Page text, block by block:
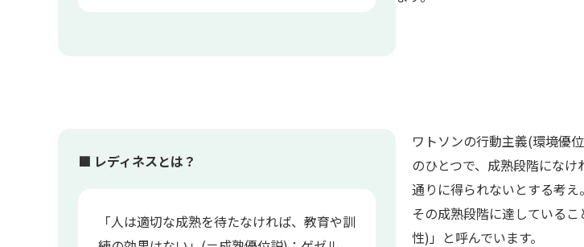
■ レディネスとは？
「人は適切な成熟を待たなければ、教育や訓
ワトソンの行動主義(環境優
のひとつで、成熟段階にな
通りに得られないとする考え。
その成熟段階に達している
性)」と呼んでいます。